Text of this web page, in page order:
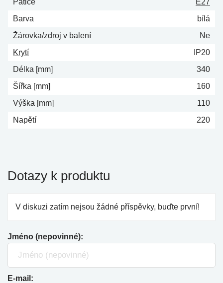
Barva
bílá
Žárovka/zdroj v balení
Ne
Krytí
IP20
Délka [mm]
340
Šířka [mm]
160
Výška [mm]
110
Napětí
220
Dotazy k produktu
V diskuzi zatím nejsou žádné příspěvky, buďte první!
Jméno (nepovinné):
E-mail: